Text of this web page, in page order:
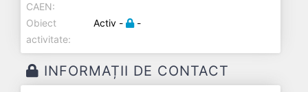
CAEN:
Obiect
activitate:
Activ - -
INFORMAȚII DE CONTACT